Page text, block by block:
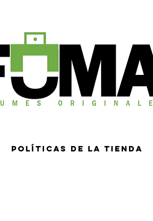
Políticas de la tienda